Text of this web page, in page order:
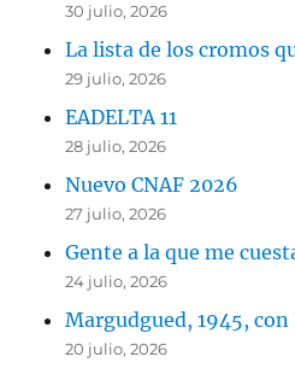
30 julio, 2026
La lista de los cromos
29 julio, 2026
EADELTA 11
28 julio, 2026
Nuevo CNAF 2026
27 julio, 2026
Gente a la que me
24 julio, 2026
Margudgued, 1945, con
20 julio, 2026